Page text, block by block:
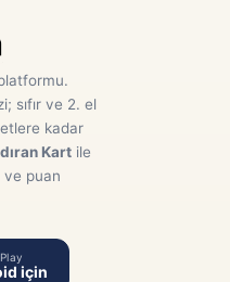
sıfır ve 2. el
kadar
Kart ile
ve puan
için